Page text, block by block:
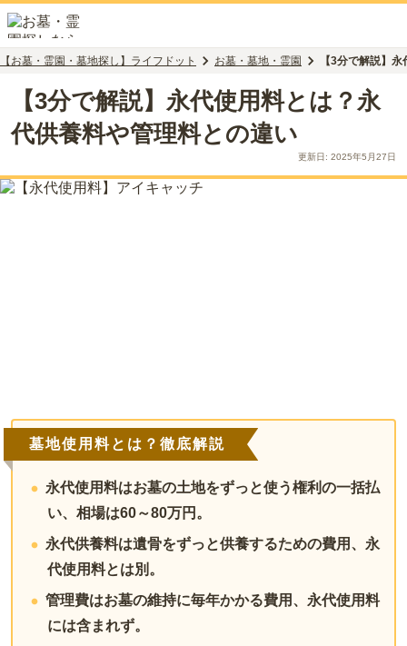
【お墓・霊園・墓地探し】ライフドット お墓・墓地・霊園 【3分で解説】
【3分で解説】永代使用料とは？永
代供養料や管理料との違い
更新日: 2025年5月27日
墓地使用料とは？徹底解説
永代使用料はお墓の土地をずっと使う権利の一括払
い、相場は60～80万円。
永代供養料は遺骨をずっと供養するための費用、永
代使用料とは別。
管理費はお墓の維持に毎年かかる費用、永代使用料
には含まれず。